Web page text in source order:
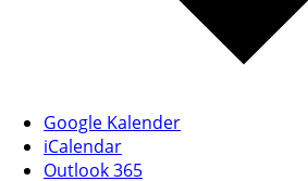
Google Kalender
iCalendar
Outlook 365